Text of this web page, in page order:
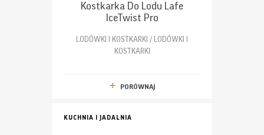
Kostkarka Do Lodu Lafe
IceTwist Pro
LODÓWKI I KOSTKARKI / LODÓWKI I
KOSTKARKI
PORÓWNAJ
KUCHNIA I JADALNIA